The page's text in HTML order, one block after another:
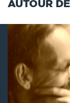
AUTOUR